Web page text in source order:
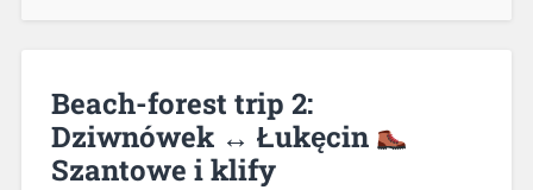
Beach-forest trip 2:
Dziwnówek ↔ Łukęcin
Szantowe i klify